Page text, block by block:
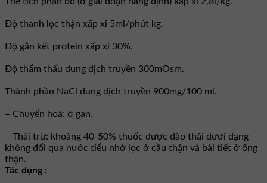
Ðộ thanh lọc thận xấp xỉ 5ml/phút kg.
Ðộ gắn kết protein xấp xỉ 30%.
Ðộ thẩm thấu dung dịch truyền 300mOsm.
Thành phần NaCl dung dịch truyền 900mg/100 ml.
– Chuyển hoá: ở gan.
– Thải trừ: khoảng 40-50% thuốc được đào thải dưới dạng
không đổi qua nước tiểu nhờ lọc ở cầu thận và bài tiết ở ống
thận.
Tác dụng :